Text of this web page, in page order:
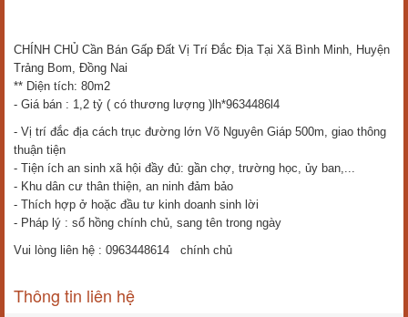
CHÍNH CHỦ Cần Bán Gấp Đất Vị Trí Đắc Địa Tại Xã Bình Minh, Huyện
Trảng Bom, Đồng Nai
** Diện tích: 80m2
- Giá bán : 1,2 tỷ ( có thương lượng )lh*9634486l4
- Vị trí đắc địa cách trục đường lớn Võ Nguyên Giáp 500m, giao thông
thuận tiện
- Tiện ích an sinh xã hội đầy đủ: gần chợ, trường học, ủy ban,...
- Khu dân cư thân thiện, an ninh đảm bảo
- Thích hợp ở hoặc đầu tư kinh doanh sinh lời
- Pháp lý : sổ hồng chính chủ, sang tên trong ngày
Vui lòng liên hệ : 0963448614 chính chủ
Thông tin liên hệ